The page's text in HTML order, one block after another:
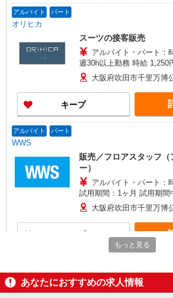
アルバイト パート
オリヒカ
スーツの接客販売
アルバイト・パート：
週30h以上勤務 時給 1,250
時給 1,200円以上
大阪府吹田市千里万博
キープ
アルバイト パート
WWS
販売／フロアスタッフ
ー）
アルバイト・パート：
試用期間：1ヶ月 試用期間
試用期間中の給与 時給
大阪府吹田市千里万博
BOSS
ショップ販売員
もっと見る
あなたにおすすめの求人情報